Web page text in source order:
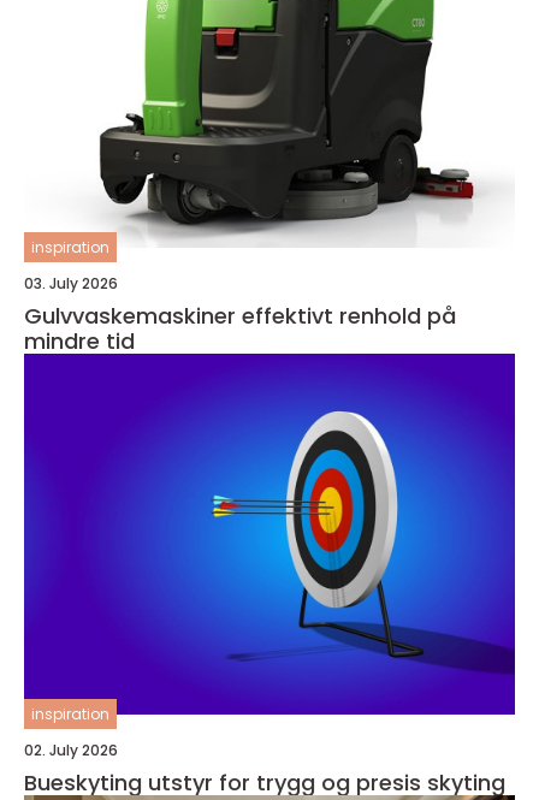
inspiration
03. July 2026
Gulvvaskemaskiner effektivt renhold på
mindre tid
inspiration
02. July 2026
Bueskyting utstyr for trygg og presis skyting